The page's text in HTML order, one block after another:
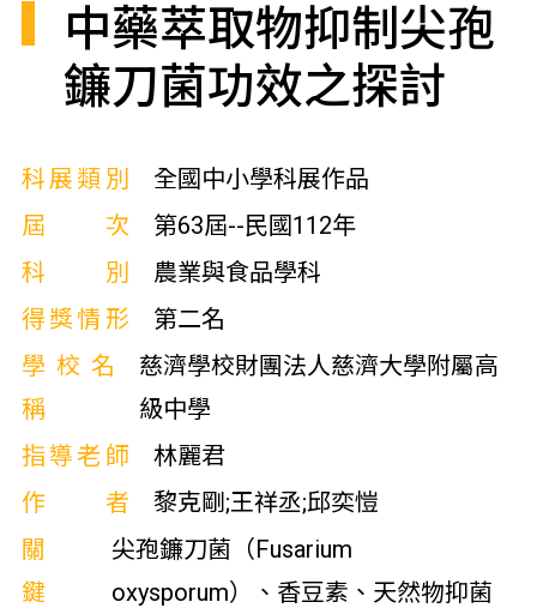
中藥萃取物抑制尖孢
鐮刀菌功效之探討
科展類別
全國中小學科展作品
屆次
第63屆--民國112年
科別
農業與食品學科
得獎情形
第二名
學校名
稱
慈濟學校財團法人慈濟大學附屬高
級中學
指導老師
林麗君
作者
黎克剛;王祥丞;邱奕愷
關
鍵
尖孢鐮刀菌（Fusarium
oxysporum）、香豆素、天然物抑菌